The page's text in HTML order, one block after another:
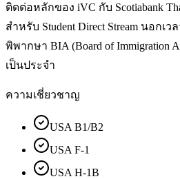
ติดต่อหลักของ iVC กับ Scotiabank
สำหรับ Student Direct Stream นอก
พิพากษา BIA (Board of Immigration
เป็นประจำ
ความเชี่ยวชาญ
USA B1/B2
USA F-1
USA H-1B